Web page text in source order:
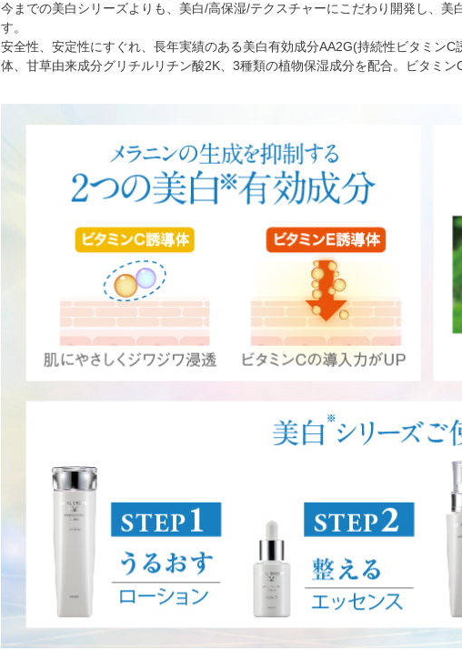
今までの美白シリーズよりも、美白/高保湿/テクスチャーにこだわり開発し、
す。
安全性、安定性にすぐれ、長年実績のある美白有効成分AA2G(持続性ビタミン
体、甘草由来成分グリチルリチン酸2K、3種類の植物保湿成分を配合。ビタミ